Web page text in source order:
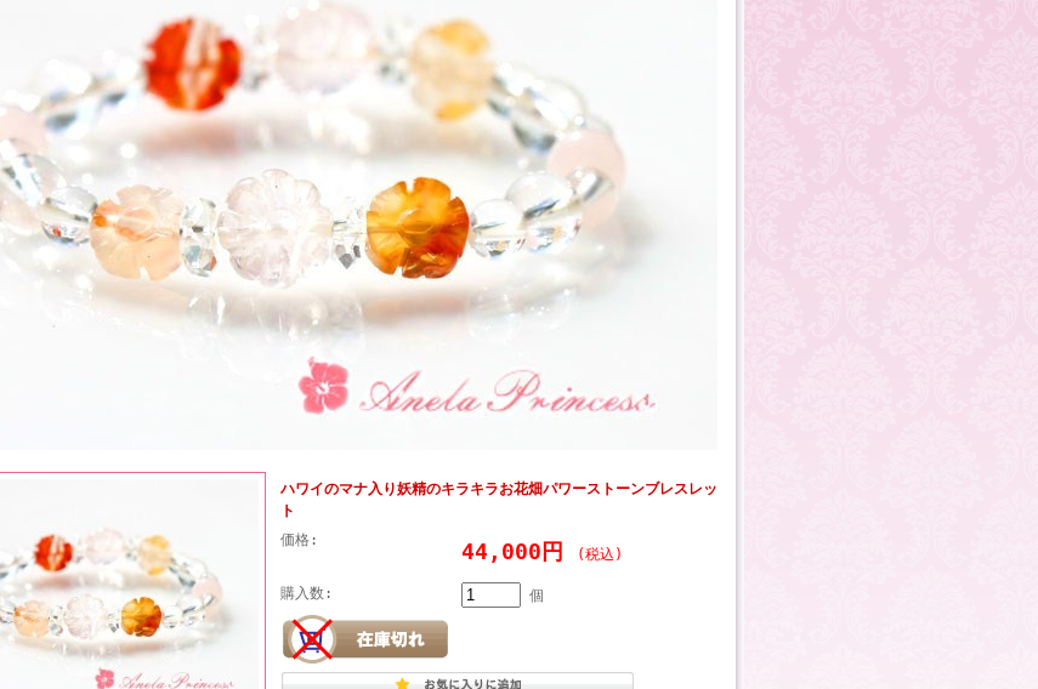
ハワイのマナ入り妖精のキラキラお花畑パワーストーンブレスレッ
ト
価格:
44,000円 (税込)
購入数: 個